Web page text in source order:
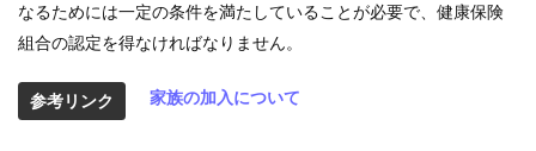
なるためには一定の条件を満たしていることが必要で、健康保険
組合の認定を得なければなりません。
参考リンク 家族の加入について